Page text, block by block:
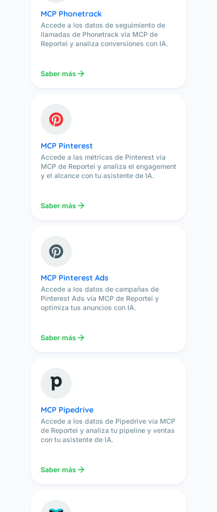
MCP Phonetrack
Accede a los datos de seguimiento de
llamadas de Phonetrack vía MCP de
Reportei y analiza conversiones con IA.
Saber más
MCP Pinterest
Accede a las métricas de Pinterest vía
MCP de Reportei y analiza el engagement
y el alcance con tu asistente de IA.
Saber más
MCP Pinterest Ads
Accede a los datos de campañas de
Pinterest Ads vía MCP de Reportei y
optimiza tus anuncios con IA.
Saber más
MCP Pipedrive
Accede a los datos de Pipedrive vía MCP
de Reportei y analiza tu pipeline y ventas
con tu asistente de IA.
Saber más